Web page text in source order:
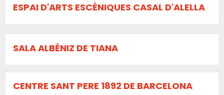
ESPAI D'ARTS ESCÈNIQUES CASAL D'ALELLA
SALA ALBÉNIZ DE TIANA
CENTRE SANT PERE 1892 DE BARCELONA